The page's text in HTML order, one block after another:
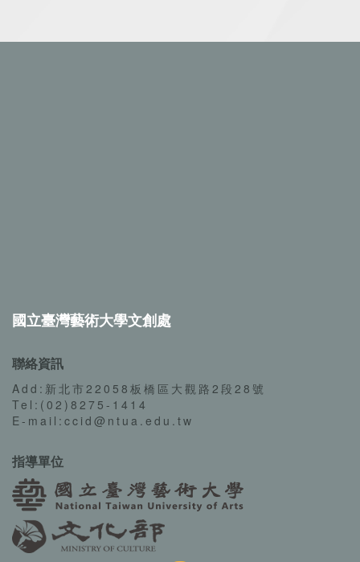
國立臺灣藝術大學文創處
聯絡資訊
Add:新北市22058板橋區大觀路2段28號
Tel:(02)8275-1414
E-mail:ccid@ntua.edu.tw
指導單位